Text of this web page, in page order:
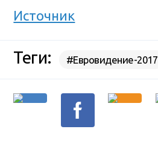
Источник
Теги: #Евровидение-2017